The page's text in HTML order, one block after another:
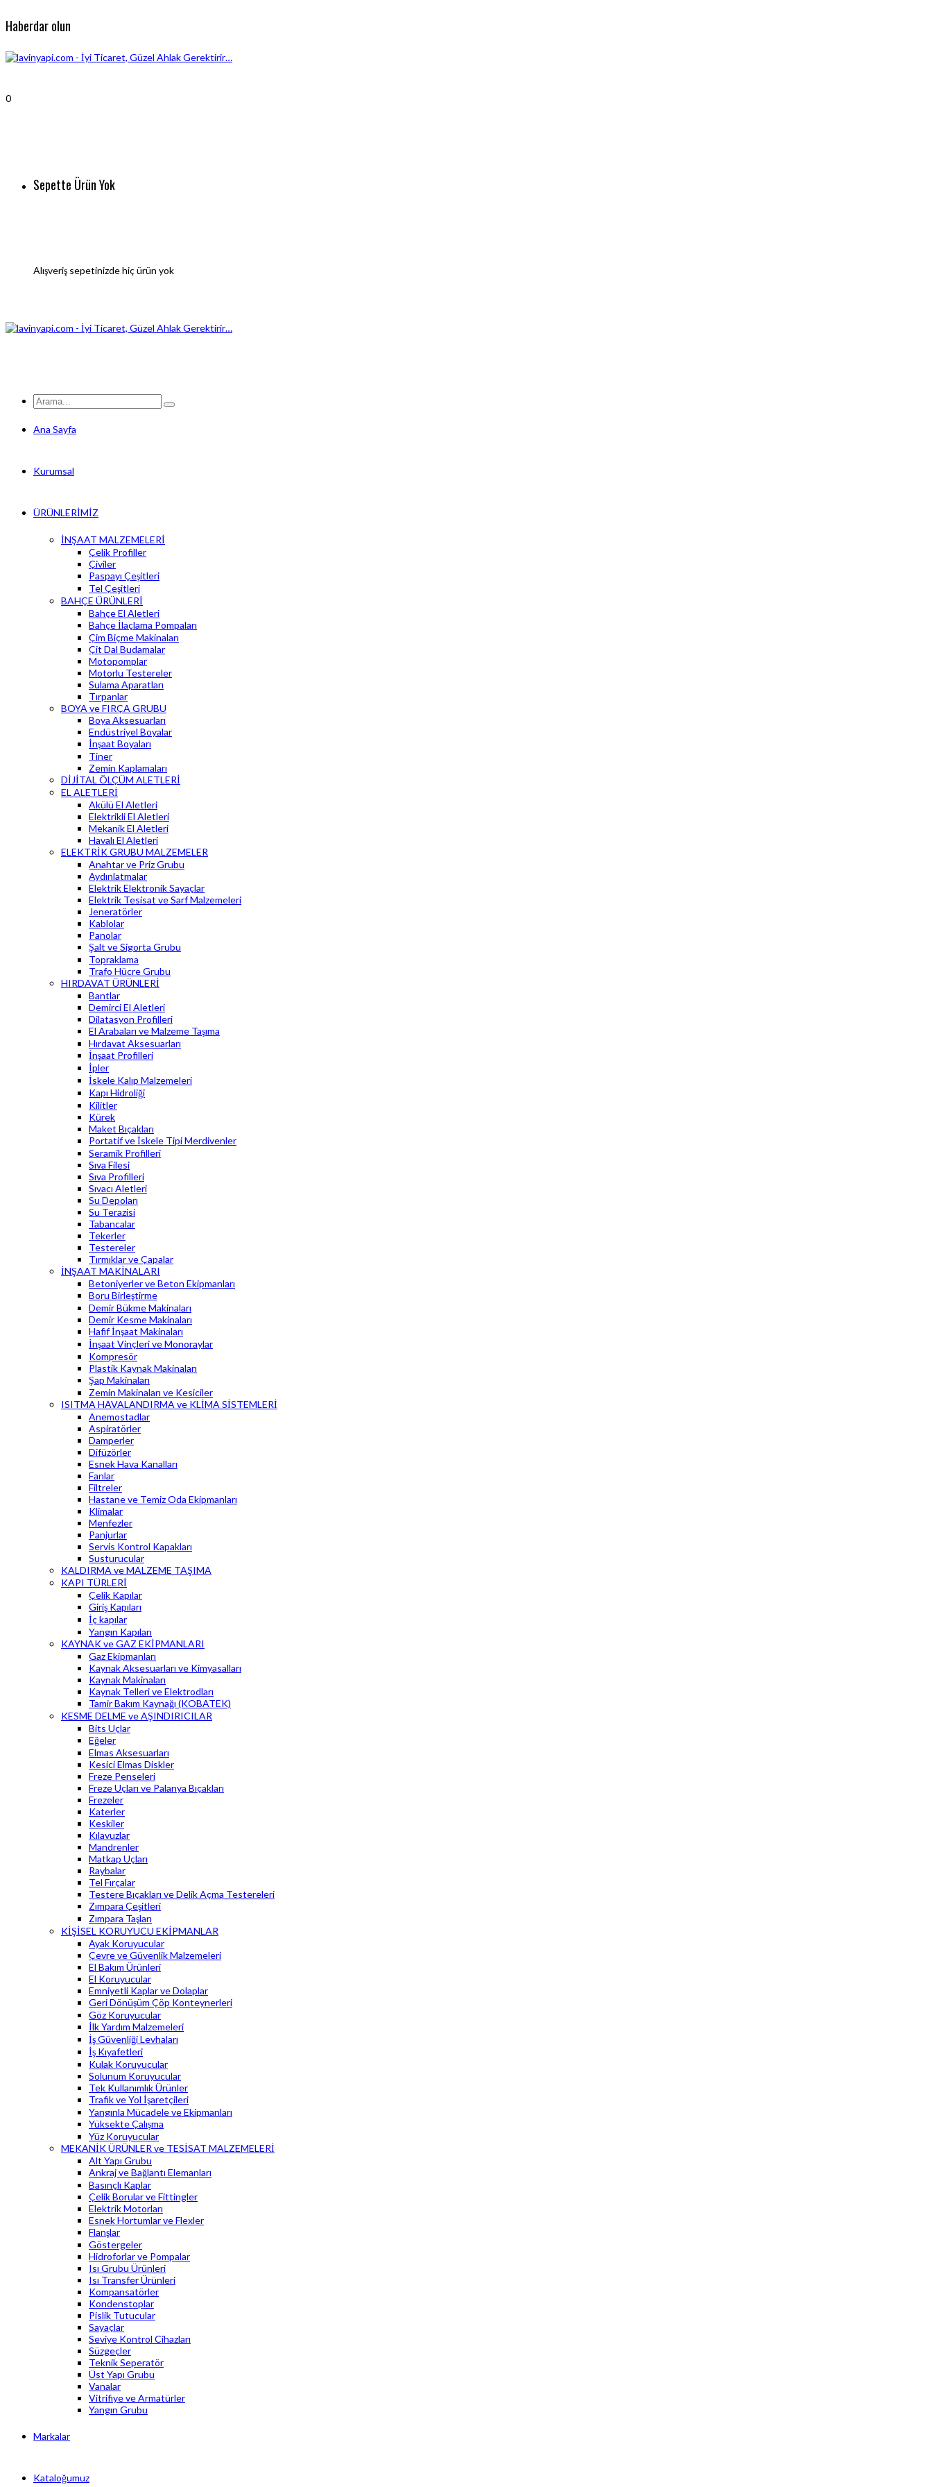
Haberdar olun
0
Sepette Ürün Yok
Alışveriş sepetinizde hiç ürün yok
Ana Sayfa
Kurumsal
ÜRÜNLERİMİZ
İNŞAAT MALZEMELERİ
Çelik Profiller
Çiviler
Paspayı Çeşitleri
Tel Çeşitleri
BAHÇE ÜRÜNLERİ
Bahçe El Aletleri
Bahçe İlaçlama Pompaları
Çim Biçme Makinaları
Çit Dal Budamalar
Motopomplar
Motorlu Testereler
Sulama Aparatları
Tırpanlar
BOYA ve FIRÇA GRUBU
Boya Aksesuarları
Endüstriyel Boyalar
İnşaat Boyaları
Tiner
Zemin Kaplamaları
DİJİTAL ÖLÇÜM ALETLERİ
EL ALETLERİ
Akülü El Aletleri
Elektrikli El Aletleri
Mekanik El Aletleri
Havalı El Aletleri
ELEKTRİK GRUBU MALZEMELER
Anahtar ve Priz Grubu
Aydınlatmalar
Elektrik Elektronik Sayaçlar
Elektrik Tesisat ve Sarf Malzemeleri
Jeneratörler
Kablolar
Panolar
Şalt ve Sigorta Grubu
Topraklama
Trafo Hücre Grubu
HIRDAVAT ÜRÜNLERİ
Bantlar
Demirci El Aletleri
Dilatasyon Profilleri
El Arabaları ve Malzeme Taşıma
Hırdavat Aksesuarları
İnşaat Profilleri
İpler
İskele Kalıp Malzemeleri
Kapı Hidroliği
Kilitler
Kürek
Maket Bıçakları
Portatif ve İskele Tipi Merdivenler
Seramik Profilleri
Sıva Filesi
Sıva Profilleri
Sıvacı Aletleri
Su Depoları
Su Terazisi
Tabancalar
Tekerler
Testereler
Tırmıklar ve Çapalar
İNŞAAT MAKİNALARI
Betoniyerler ve Beton Ekipmanları
Boru Birleştirme
Demir Bükme Makinaları
Demir Kesme Makinaları
Hafif İnşaat Makinaları
İnşaat Vinçleri ve Monoraylar
Kompresör
Plastik Kaynak Makinaları
Şap Makinaları
Zemin Makinaları ve Kesiciler
ISITMA HAVALANDIRMA ve KLİMA SİSTEMLERİ
Anemostadlar
Aspiratörler
Damperler
Difüzörler
Esnek Hava Kanalları
Fanlar
Filtreler
Hastane ve Temiz Oda Ekipmanları
Klimalar
Menfezler
Panjurlar
Servis Kontrol Kapakları
Susturucular
KALDIRMA ve MALZEME TAŞIMA
KAPI TÜRLERİ
Çelik Kapılar
Giriş Kapıları
İç kapılar
Yangın Kapıları
KAYNAK ve GAZ EKİPMANLARI
Gaz Ekipmanları
Kaynak Aksesuarları ve Kimyasalları
Kaynak Makinaları
Kaynak Telleri ve Elektrodları
Tamir Bakım Kaynağı (KOBATEK)
KESME DELME ve AŞINDIRICILAR
Bits Uçlar
Eğeler
Elmas Aksesuarları
Kesici Elmas Diskler
Freze Penseleri
Freze Uçları ve Palanya Bıçakları
Frezeler
Katerler
Keskiler
Kılavuzlar
Mandrenler
Matkap Uçları
Raybalar
Tel Fırçalar
Testere Bıçakları ve Delik Açma Testereleri
Zımpara Çeşitleri
Zımpara Taşları
KİŞİSEL KORUYUCU EKİPMANLAR
Ayak Koruyucular
Çevre ve Güvenlik Malzemeleri
El Bakım Ürünleri
El Koruyucular
Emniyetli Kaplar ve Dolaplar
Geri Dönüşüm Çöp Konteynerleri
Göz Koruyucular
İlk Yardım Malzemeleri
İş Güvenliği Levhaları
İş Kıyafetleri
Kulak Koruyucular
Solunum Koruyucular
Tek Kullanımlık Ürünler
Trafik ve Yol İşaretçileri
Yangınla Mücadele ve Ekipmanları
Yüksekte Çalışma
Yüz Koruyucular
MEKANİK ÜRÜNLER ve TESİSAT MALZEMELERİ
Alt Yapı Grubu
Ankraj ve Bağlantı Elemanları
Basınçlı Kaplar
Çelik Borular ve Fittingler
Elektrik Motorları
Esnek Hortumlar ve Flexler
Flanşlar
Göstergeler
Hidroforlar ve Pompalar
Isı Grubu Ürünleri
Isı Transfer Ürünleri
Kompansatörler
Kondenstoplar
Pislik Tutucular
Sayaçlar
Seviye Kontrol Cihazları
Süzgeçler
Teknik Seperatör
Üst Yapı Grubu
Vanalar
Vitrifiye ve Armatürler
Yangın Grubu
Markalar
Kataloğumuz